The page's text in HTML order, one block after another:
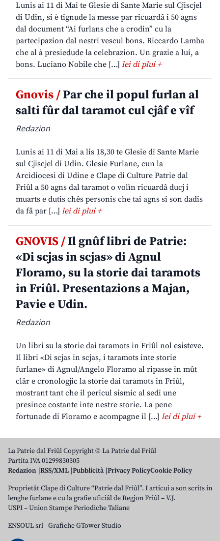
Lunis ai 11 di Mai te Glesie di Sante Marie sul Cjiscjel
di Udin, si è tignude la messe par ricuardâ i 50 agns
dal document “Ai furlans che a crodin” cu la
partecipazion dal nestri vescul bons. Riccardo Lamba
che al à presiedude la celebrazion. Un grazie a lui, a
bons. Luciano Nobile che […] lei di plui +
Gnovis /Par che il popul furlan al
salti fûr dal taramot cul cjâf e vîf
Redazion
Lunis ai 11 di Mai a lis 18,30 te Glesie di Sante Marie
sul Cjiscjel di Udin. Glesie Furlane, cun la
Arcidiocesi di Udine e Clape di Culture Patrie dal
Friûl a 50 agns dal taramot o volìn ricuardâ ducj i
muarts e dutis chês personis che tai agns si son dadis
da fâ par […] lei di plui +
GNOVIS /Il gnûf libri de Patrie:
«Di scjas in scjas» di Agnul
Floramo, su la storie dai taramots
in Friûl. Presentazions a Majan,
Pavie e Udin.
Redazion
Un libri su la storie dai taramots in Friûl nol esisteve.
Il libri «Di scjas in scjas, i taramots inte storie
furlane» di Agnul/Angelo Floramo al ripasse in mût
clâr e cronologjic la storie dai taramots in Friûl,
mostrant tant che il pericul sismic al sedi une
presince costante inte nestre storie. La pene
fortunade di Floramo e acompagne il […] lei di plui +
La Patrie dal Friûl Copyright © La Patrie dal Friûl
Partita IVA 01299830305
Redazion RSS/XML Pubblicità Privacy PolicyCookie Policy
Proprietât Clape di Culture “Patrie dal Friûl”. I articui a son scrits in
lenghe furlane e cu la grafie uficiâl de Regjon Friûl – V.J.
USPI – Union Stampe Periodiche Taliane
ENSOUL srl-Grafiche GTower Studio